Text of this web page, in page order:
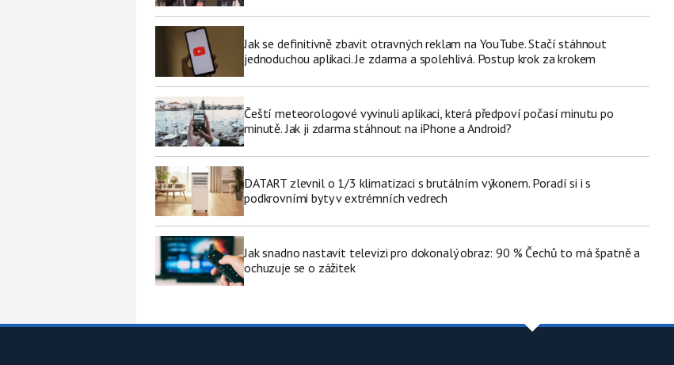
Jak se definitivně zbavit otravných reklam na YouTube. Stačí stáhnout
jednoduchou aplikaci. Je zdarma a spolehlivá. Postup krok za krokem
Čeští meteorologové vyvinuli aplikaci, která předpoví počasí minutu po
minutě. Jak ji zdarma stáhnout na iPhone a Android?
DATART zlevnil o 1/3 klimatizaci s brutálním výkonem. Poradí si i s
podkrovními byty v extrémních vedrech
Jak snadno nastavit televizi pro dokonalý obraz: 90 % Čechů to má špatně a
ochuzuje se o zážitek